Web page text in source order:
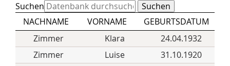
Suchen
NACHNAME
VORNAME
GEBURTSDATUM
Zimmer
Klara
24.04.1932
Zimmer
Luise
31.10.1920